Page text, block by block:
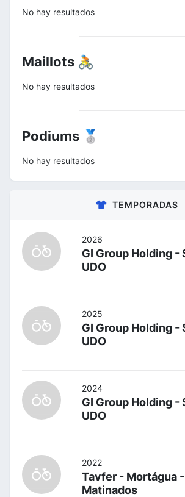
No hay resultados
Maillots 🚴
No hay resultados
Podiums 🥈
No hay resultados
TEMPORADAS
2026
GI Group Holding -
UDO
2025
GI Group Holding -
UDO
2024
GI Group Holding -
UDO
2022
Tavfer - Mortágua
Matinados